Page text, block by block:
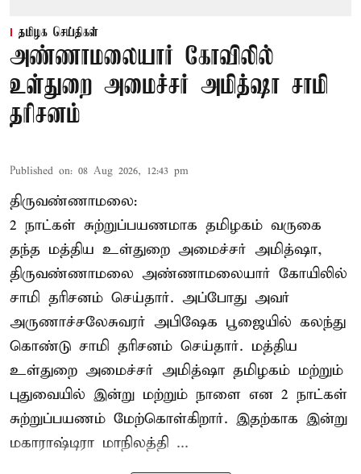
தமிழக செய்திகள்
அண்ணாமலையார் கோவிலில்
உள்துறை அமைச்சர் அமித்ஷா சாமி
தரிசனம்
Published on: 08 Aug 2026, 12:43 pm
திருவண்ணாமலை:
2 நாட்கள் சுற்றுப்பயணமாக தமிழகம் வருகை
தந்த மத்திய உள்துறை அமைச்சர் அமித்ஷா,
திருவண்ணாமலை அண்ணாமலையார் கோயிலில்
சாமி தரிசனம் செய்தார். அப்போது அவர்
அருணாச்சலேசுவரர் அபிஷேக பூஜையில் கலந்து
கொண்டு சாமி தரிசனம் செய்தார். மத்திய
உள்துறை அமைச்சர் அமித்ஷா தமிழகம் மற்றும்
புதுவையில் இன்று மற்றும் நாளை என 2 நாட்கள்
சுற்றுப்பயணம் மேற்கொள்கிறார். இதற்காக இன்று
மகாராஷ்டிரா மாநிலத்தி ...